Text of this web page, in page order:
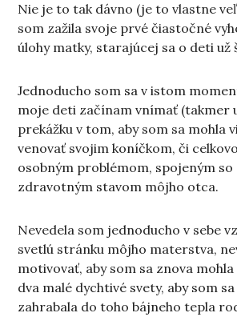
Nie je to tak dávno (je to vlastne
som zažila svoje prvé čiastočné
úlohy matky, starajúcej sa o deti už
Jednoducho som sa v istom
moje deti začínam vnímať (takmer
prekážku v tom, aby som sa mohla
venovať svojim koníčkom, či
osobným problémom, spojeným
zdravotným stavom môjho otca.
Nevedela som jednoducho v sebe
svetlú stránku môjho materstva,
motivovať, aby som sa znova
dva malé dychtivé svety, aby som
zahrabala do toho bájneho tepla